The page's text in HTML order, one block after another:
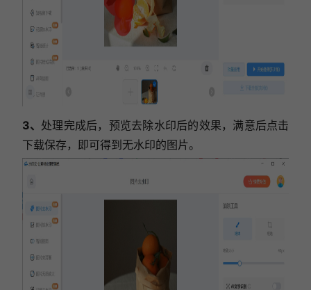
3、 处理完成后，预览去除水印后的效果，满意后点击
下载保存，即可得到无水印的图片。